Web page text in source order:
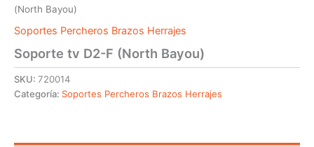
(North Bayou)
Soportes Percheros Brazos Herrajes
Soporte tv D2-F (North Bayou)
SKU: 720014
Categoría: Soportes Percheros Brazos Herrajes